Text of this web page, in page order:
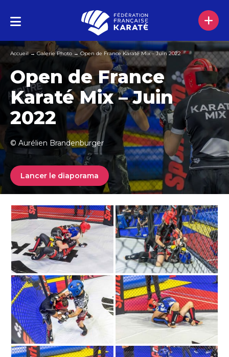
Accueil→Galerie Photo → Open de France Karaté Mix – Juin 2022
Open de France
Karaté Mix – Juin
2022
© Aurélien Brandenburger
Lancer le diaporama